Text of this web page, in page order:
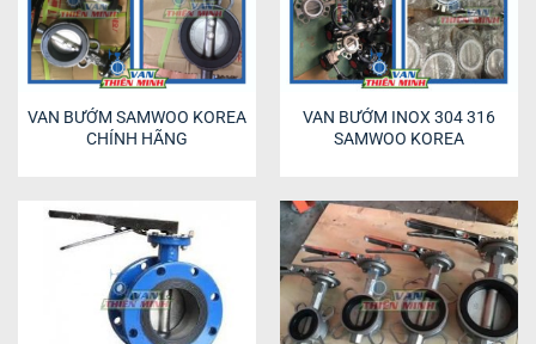
VAN BƯỚM SAMWOO KOREA
CHÍNH HÃNG
VAN BƯỚM INOX 304 316
SAMWOO KOREA